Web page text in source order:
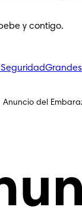
y contigo.
Anuncio del